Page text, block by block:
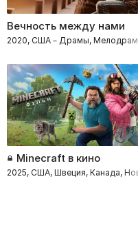
Вечность между нами
2020, США – Драмы,
Minecraft в кино
2025, США, Швеция, Канада,